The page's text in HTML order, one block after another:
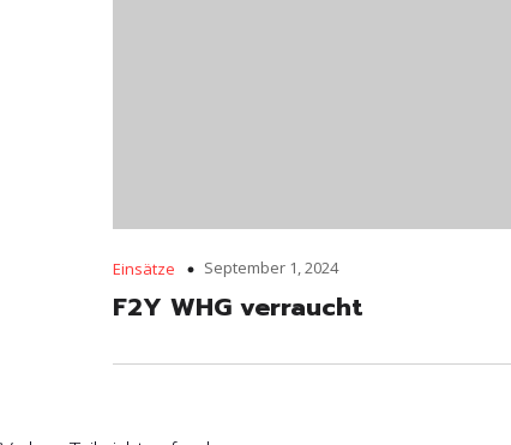
Einsätze September 1, 2024
F2Y WHG verraucht